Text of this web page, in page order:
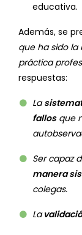
educativa.
Además, se
que ha sido
práctica
respuestas:
La
fallosque
Ser capaz
manera
colegas.
La